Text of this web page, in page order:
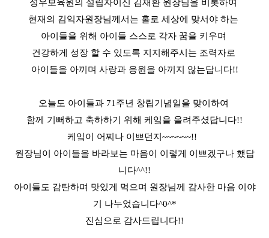
성우보육원의 설립자이신 김재환 원장님을 비롯하여
현재의 김익자원장님께서는 홀로 세상에 맞서야 하는
아이들을 위해 아이들 스스로 각자 꿈을 키우며
건강하게 성장 할 수 있도록 지지해주시는 조력자로
아이들을 아끼며 사랑과 응원을 아끼지 않는답니다!!
오늘도 아이들과 71주년 창립기념일을 맞이하여
함께 기뻐하고 축하하기 위해 케잌을 올려주셨답니다!!
케잌이 어찌나 이쁘던지~~~~~~!!
원장님이 아이들을 바라보는 마음이 이렇게 이쁘겠구나 했답
니다^^!!
아이들도 감탄하며 맛있게 먹으며 원장님께 감사한 마음 이야
기 나누었습니다^0^*
진심으로 감사드립니다!!